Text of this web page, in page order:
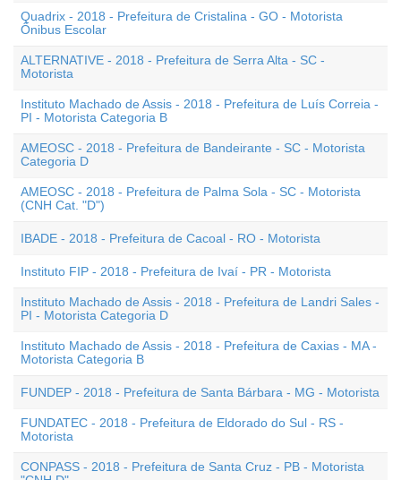
Quadrix - 2018 - Prefeitura de Cristalina - GO - Motorista
Ônibus Escolar
ALTERNATIVE - 2018 - Prefeitura de Serra Alta - SC -
Motorista
Instituto Machado de Assis - 2018 - Prefeitura de Luís Correia -
PI - Motorista Categoria B
AMEOSC - 2018 - Prefeitura de Bandeirante - SC - Motorista
Categoria D
AMEOSC - 2018 - Prefeitura de Palma Sola - SC - Motorista
(CNH Cat. "D")
IBADE - 2018 - Prefeitura de Cacoal - RO - Motorista
Instituto FIP - 2018 - Prefeitura de Ivaí - PR - Motorista
Instituto Machado de Assis - 2018 - Prefeitura de Landri Sales -
PI - Motorista Categoria D
Instituto Machado de Assis - 2018 - Prefeitura de Caxias - MA -
Motorista Categoria B
FUNDEP - 2018 - Prefeitura de Santa Bárbara - MG - Motorista
FUNDATEC - 2018 - Prefeitura de Eldorado do Sul - RS -
Motorista
CONPASS - 2018 - Prefeitura de Santa Cruz - PB - Motorista